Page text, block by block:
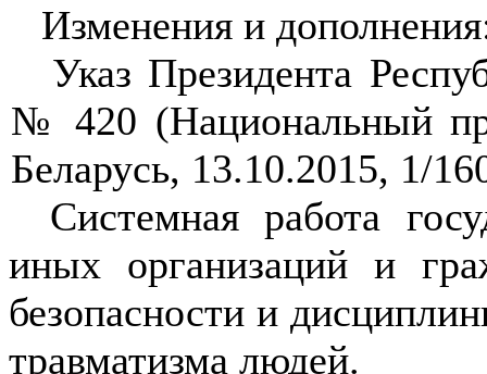
Изменения и
Указ Президента
№ 420 (Национальный
Беларусь, 13.10.2015, 1/
Системная работа
иных организаций и
безопасности и
травматизма людей.